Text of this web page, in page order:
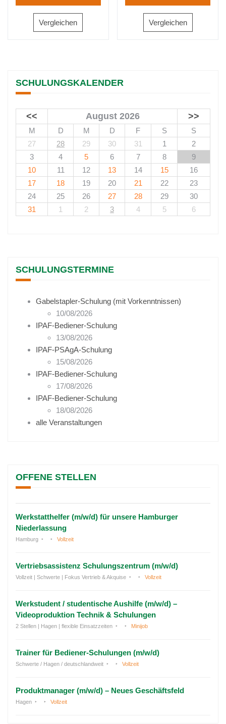
Vergleichen Vergleichen
SCHULUNGSKALENDER
<< August 2026 >>
M D M D F S
S
27
28 29 30 31 1
2
3
4 5 6 7 8
9
10
11 12 13 14 15
16
17
18 19 20 21 22
23
24
25 26 27 28 29
30
31
1 2 3 4 5 6
SCHULUNGSTERMINE
Gabelstapler-Schulung (mit Vorkenntnissen)
10/08/2026
IPAF-Bediener-Schulung
13/08/2026
IPAF-PSAgA-Schulung
15/08/2026
IPAF-Bediener-Schulung
17/08/2026
IPAF-Bediener-Schulung
18/08/2026
alle Veranstaltungen
OFFENE STELLEN
Werkstatthelfer (m/w/d) für unsere Hamburger
Niederlassung
Hamburg Vollzeit
Vertriebsassistenz Schulungszentrum (m/w/d)
Vollzeit | Schwerte | Fokus Vertrieb & Akquise Vollzeit
Werkstudent / studentische Aushilfe (m/w/d) –
Videoproduktion Technik & Schulungen
2 Stellen | Hagen | flexible Einsatzzeiten Minijob
Trainer für Bediener-Schulungen (m/w/d)
Schwerte / Hagen / deutschlandweit Vollzeit
Produktmanager (m/w/d) – Neues Geschäftsfeld
Hagen Vollzeit